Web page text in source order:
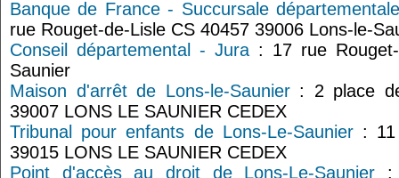
Banque de France - Succursale
rue Rouget-de-Lisle CS 40457 39006 Lons-le-
Conseil départemental - Jura : 17 rue
Saunier
Maison d'arrêt de Lons-le-Saunier: 2 place
39007 LONS LE SAUNIER CEDEX
Tribunal pour enfants de Lons-Le-Saunier: 11
39015 LONS LE SAUNIER CEDEX
Point d'accès au droit de Lons-Le-Saunier :